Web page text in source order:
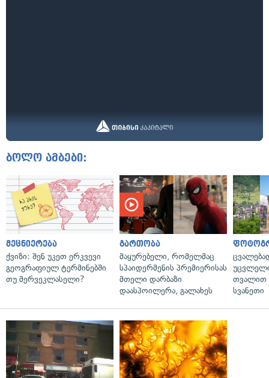
ბოლო ამბები:
მეცნიერება
ქვიზი: შენ უკეთ ერკვევი
გეოგრაფიულ ტერმინებში
თუ მერვეკლასელი?
გართობა
მაყურებელი, რომელმაც
სპაიდერმენის პრემიერისას
მთელი დარბაზი
დაასპოილერა, გალახეს
თვალით
სვანეთი